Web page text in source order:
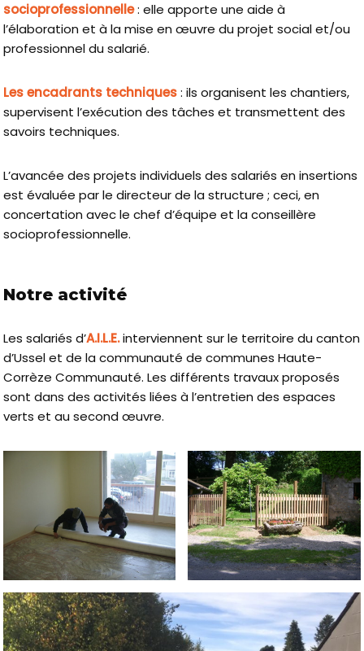
socioprofessionnelle: elle apporte une aide à
l’élaboration et à la mise en œuvre du projet social et/ou
professionnel du salarié.
Les encadrants techniques: ils organisent les chantiers,
supervisent l’exécution des tâches et transmettent des
savoirs techniques.
L’avancée des projets individuels des salariés en insertions
est évaluée par le directeur de la structure ; ceci, en
concertation avec le chef d’équipe et la conseillère
socioprofessionnelle.
Notre activité
Les salariés d’A.I.L.E.interviennent sur le territoire du canton
d’Ussel et de la communauté de communes Haute-
Corrèze Communauté. Les différents travaux proposés
sont dans des activités liées à l’entretien des espaces
verts et au second œuvre.